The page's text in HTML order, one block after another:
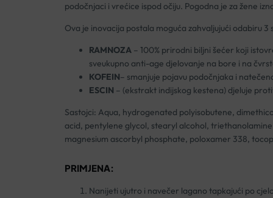
podočnjaci i vrećice ispod očiju. Pogodna je za žene
Ova je inovacija postala moguća zahvaljujući odabiru
RAMNOZA– 100% prirodni biljni šećer koji
sveukupno anti-age djelovanje na bore i na
KOFEIN– smanjuje pojavu podočnjaka i
ESCIN – (ekstrakt indijskog kestena) djeluje
Sastojci: Aqua, hydrogenated polyisobutene,
acid, pentylene glycol, stearyl alcohol,
magnesium ascorbyl phosphate, poloxamer 338,
PRIMJENA:
Nanijeti ujutro i navečer lagano tapkajući po